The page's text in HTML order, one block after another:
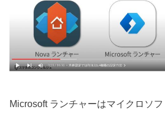
Microsoft ランチャーはマイクロソ